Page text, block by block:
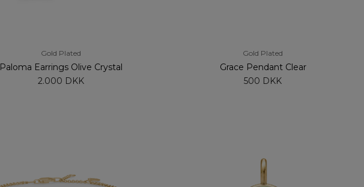
Gold Plated
Paloma Earrings Olive Crystal
2.000 DKK
Gold Plated
Grace Pendant Clear
500 DKK